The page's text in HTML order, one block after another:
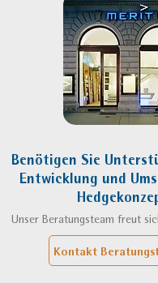
Benötigen Sie
Entwicklung und
Unser Beratungsteam freut
Kontakt